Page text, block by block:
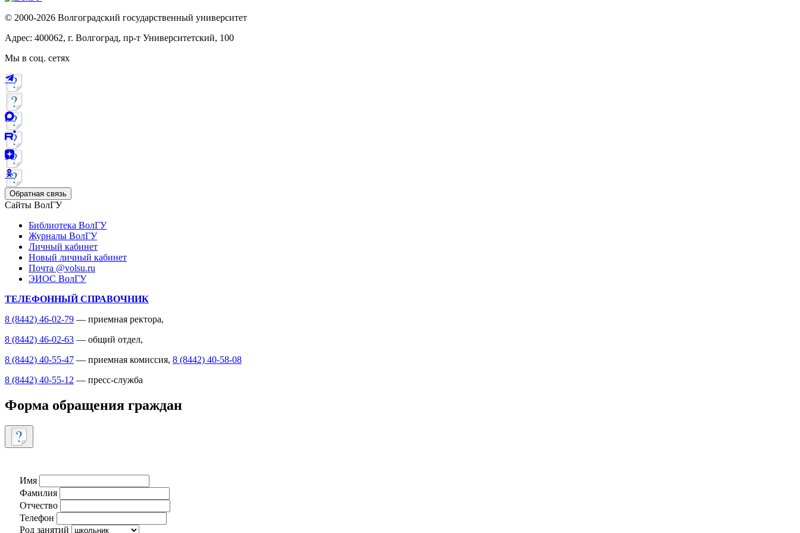
© 2000-2026 Волгоградский государственный университет
Адрес: 400062, г. Волгоград, пр-т Университетский, 100
Мы в соц. сетях
Обратная связь
Сайты ВолГУ
Библиотека ВолГУ
Журналы ВолГУ
Личный кабинет
Новый личный кабинет
Почта @volsu.ru
ЭИОС ВолГУ
ТЕЛЕФОННЫЙ СПРАВОЧНИК
8 (8442) 46-02-79 — приемная ректора,
8 (8442) 46-02-63 — общий отдел,
8 (8442) 40-55-47 — приемная комиссия, 8 (8442) 40-58-08
8 (8442) 40-55-12 — пресс-служба
Форма обращения граждан
Имя
Фамилия
Отчество
Телефон
Род занятий